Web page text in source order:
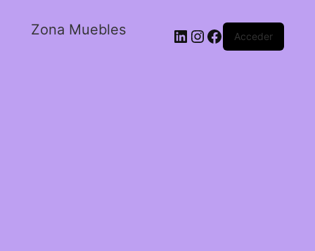
Zona Muebles Acceder